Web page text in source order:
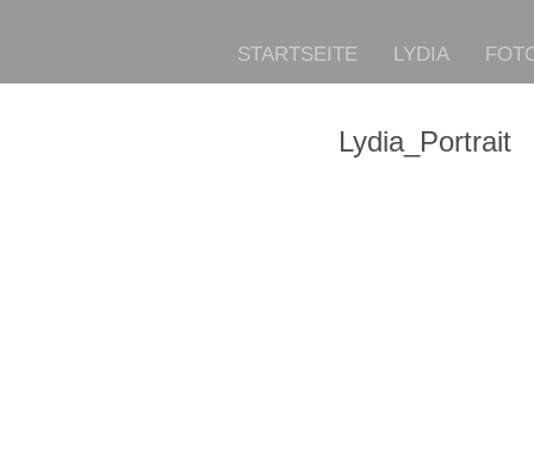
STARTSEITE LYDIA
Lydia_Portrait